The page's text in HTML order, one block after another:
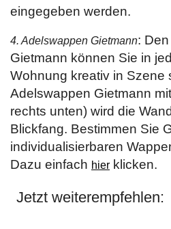
eingegeben werden.
4. Adelswappen Gietmann:
Gietmann können Sie in
Wohnung kreativ in Szene
Adelswappen Gietmann
rechts unten) wird die
Blickfang. Bestimmen Sie
individualisierbaren
Dazu einfach hier klicken.
Jetzt weiterempfehlen: